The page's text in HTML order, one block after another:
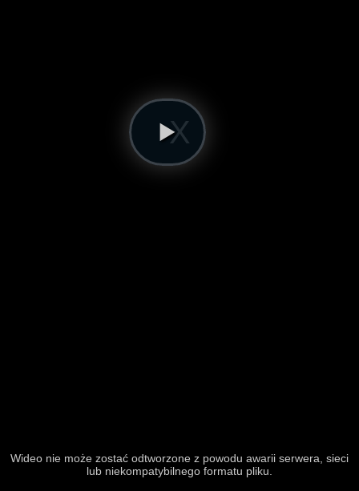
Wideo nie może zostać odtworzone z powodu awarii serwera, sieci
lub niekompatybilnego formatu pliku.